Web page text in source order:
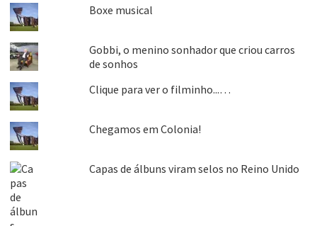
Boxe musical
Gobbi, o menino sonhador que criou carros
de sonhos
Clique para ver o filminho...…
Chegamos em Colonia!
Capas de álbuns viram selos no Reino Unido